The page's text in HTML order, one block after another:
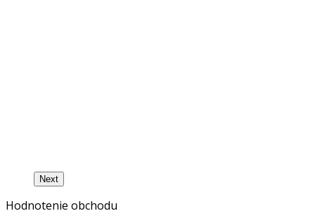
Next
Hodnotenie obchodu